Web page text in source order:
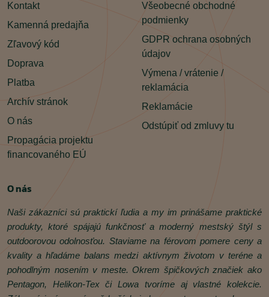
Kontakt
Kamenná predajňa
Zľavový kód
Doprava
Platba
Archív stránok
O nás
Propagácia projektu
financovaného EÚ
Všeobecné obchodné
podmienky
GDPR ochrana osobných
údajov
Výmena / vrátenie /
reklamácia
Reklamácie
Odstúpiť od zmluvy tu
O nás
Naši zákazníci sú praktickí ľudia a my im prinášame praktické
produkty, ktoré spájajú funkčnosť a moderný mestský štýl s
outdoorovou odolnosťou. Staviame na férovom pomere ceny a
kvality a hľadáme balans medzi aktívnym životom v teréne a
pohodlným nosením v meste. Okrem špičkových značiek ako
Pentagon, Helikon‑Tex či Lowa tvoríme aj vlastné kolekcie.